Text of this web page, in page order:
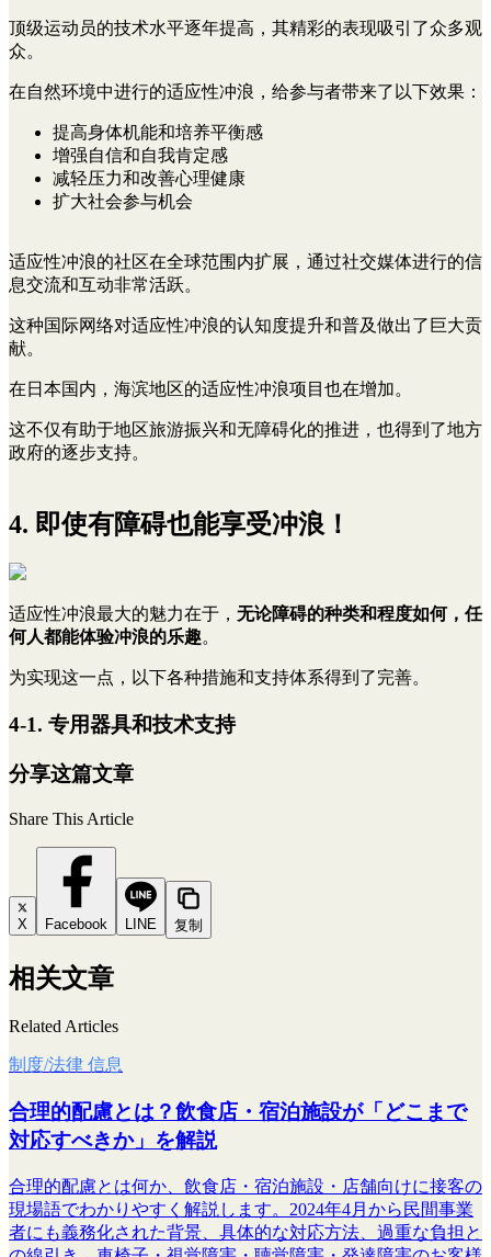
顶级运动员的技术水平逐年提高，其精彩的表现吸引了众多观
众。
在自然环境中进行的适应性冲浪，给参与者带来了以下效果：
提高身体机能和培养平衡感
增强自信和自我肯定感
减轻压力和改善心理健康
扩大社会参与机会
适应性冲浪的社区在全球范围内扩展，通过社交媒体进行的信
息交流和互动非常活跃。
这种国际网络对适应性冲浪的认知度提升和普及做出了巨大贡
献。
在日本国内，海滨地区的适应性冲浪项目也在增加。
这不仅有助于地区旅游振兴和无障碍化的推进，也得到了地方
政府的逐步支持。
4. 即使有障碍也能享受冲浪！
适应性冲浪最大的魅力在于， 无论障碍的种类和程度如何，任
何人都能体验冲浪的乐趣。
为实现这一点，以下各种措施和支持体系得到了完善。
4-1. 专用器具和技术支持
分享这篇文章
Share This Article
X Facebook LINE 复制
相关文章
Related Articles
制度/法律 信息
合理的配慮とは？飲食店・宿泊施設が「どこまで
対応すべきか」を解説
合理的配慮とは何か、飲食店・宿泊施設・店舗向けに接客の
現場語でわかりやすく解説します。2024年4月から民間事業
者にも義務化された背景、具体的な対応方法、過重な負担と